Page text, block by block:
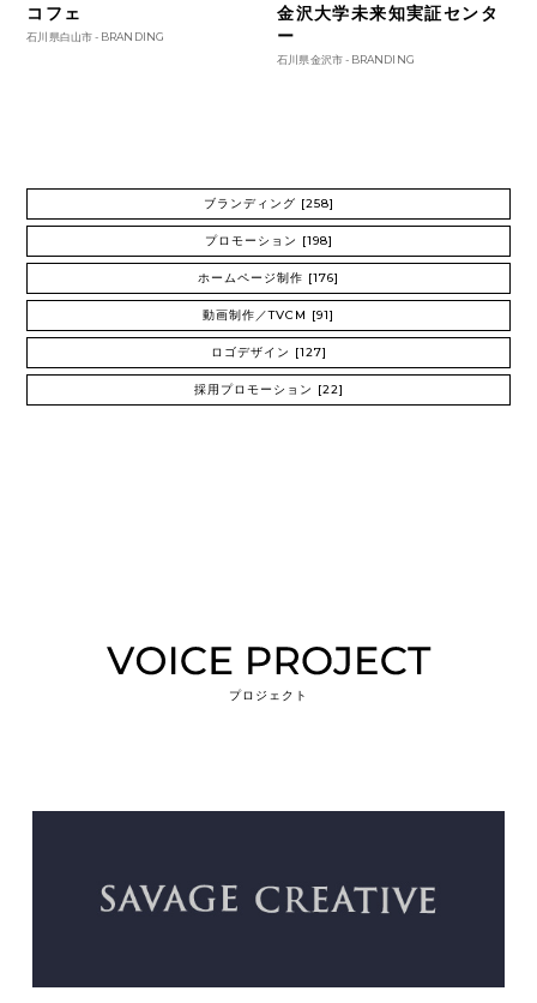
コフェ
石川県白山市 - BRANDING
金沢大学未来知実証センタ
ー
石川県金沢市 - BRANDING
ブランディング [258]
プロモーション [198]
ホームページ制作 [176]
動画制作／TVCM [91]
ロゴデザイン [127]
採用プロモーション [22]
プロジェクト